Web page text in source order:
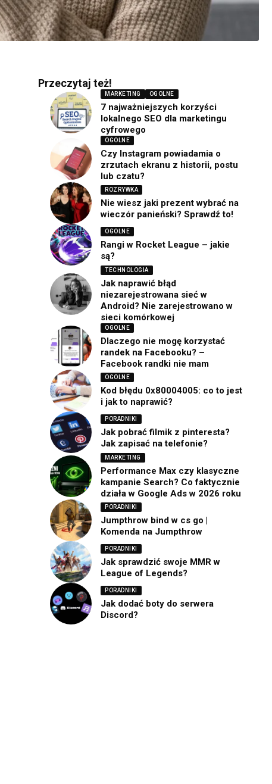
Przeczytaj też!
MARKETING OGOLNE
7 najważniejszych korzyści
lokalnego SEO dla marketingu
cyfrowego
OGOLNE
Czy Instagram powiadamia o
zrzutach ekranu z historii, postu
lub czatu?
ROZRYWKA
Nie wiesz jaki prezent wybrać na
wieczór panieński? Sprawdź to!
OGOLNE
Rangi w Rocket League – jakie
są?
TECHNOLOGIA
Jak naprawić błąd
niezarejestrowana sieć w
Android? Nie zarejestrowano w
sieci komórkowej
OGOLNE
Dlaczego nie mogę korzystać
randek na Facebooku? –
Facebook randki nie mam
OGOLNE
Kod błędu 0x80004005: co to jest
i jak to naprawić?
PORADNIKI
Jak pobrać filmik z pinteresta?
Jak zapisać na telefonie?
MARKETING
Performance Max czy klasyczne
kampanie Search? Co faktycznie
działa w Google Ads w 2026 roku
PORADNIKI
Jumpthrow bind w cs go |
Komenda na Jumpthrow
PORADNIKI
Jak sprawdzić swoje MMR w
League of Legends?
PORADNIKI
Jak dodać boty do serwera
Discord?